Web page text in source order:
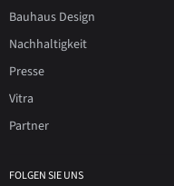
Bauhaus Design
Nachhaltigkeit
Presse
Vitra
Partner
FOLGEN SIE UNS